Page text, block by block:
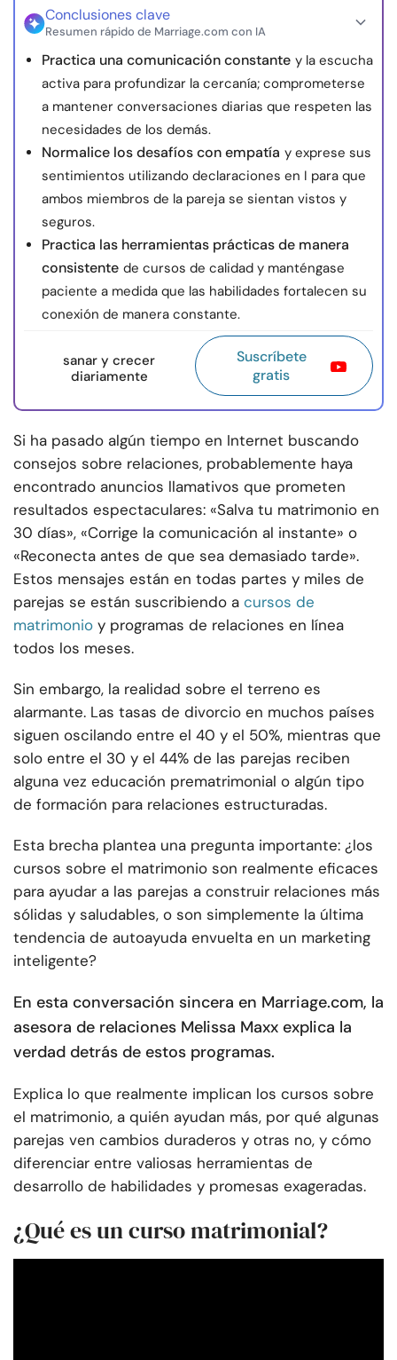
© Copyright 2026. Todos los derechos reservados.
Conclusiones clave
Resumen rápido de Marriage.com con IA
Practica una comunicación constante y la escucha
activa para profundizar la cercanía; comprometerse
a mantener conversaciones diarias que respeten las
necesidades de los demás.
Normalice los desafíos con empatía y exprese sus
sentimientos utilizando declaraciones en I para que
ambos miembros de la pareja se sientan vistos y
seguros.
Practica las herramientas prácticas de manera
consistente de cursos de calidad y manténgase
paciente a medida que las habilidades fortalecen su
conexión de manera constante.
sanar y crecer
diariamente
Suscríbete
gratis
Si ha pasado algún tiempo en Internet buscando
consejos sobre relaciones, probablemente haya
encontrado anuncios llamativos que prometen
resultados espectaculares: «Salva tu matrimonio en
30 días», «Corrige la comunicación al instante» o
«Reconecta antes de que sea demasiado tarde».
Estos mensajes están en todas partes y miles de
parejas se están suscribiendo a cursos de
matrimonio y programas de relaciones en línea
todos los meses.
Sin embargo, la realidad sobre el terreno es
alarmante. Las tasas de divorcio en muchos países
siguen oscilando entre el 40 y el 50%, mientras que
solo entre el 30 y el 44% de las parejas reciben
alguna vez educación prematrimonial o algún tipo
de formación para relaciones estructuradas.
Esta brecha plantea una pregunta importante: ¿los
cursos sobre el matrimonio son realmente eficaces
para ayudar a las parejas a construir relaciones más
sólidas y saludables, o son simplemente la última
tendencia de autoayuda envuelta en un marketing
inteligente?
En esta conversación sincera en Marriage.com, la
asesora de relaciones Melissa Maxx explica la
verdad detrás de estos programas.
Explica lo que realmente implican los cursos sobre
el matrimonio, a quién ayudan más, por qué algunas
parejas ven cambios duraderos y otras no, y cómo
diferenciar entre valiosas herramientas de
desarrollo de habilidades y promesas exageradas.
¿Qué es un curso matrimonial?